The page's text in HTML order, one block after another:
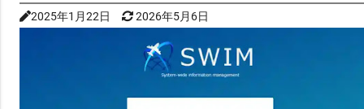
2025年1月22日 2026年5月6日